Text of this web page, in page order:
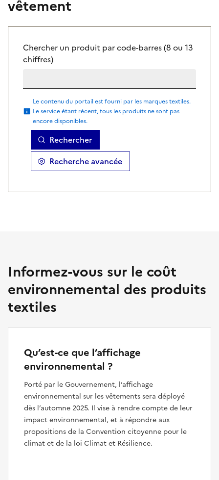
vêtement
Chercher un produit par code-barres (8 ou 13
chiffres)
Le contenu du portail est fourni par les marques textiles.
Le service étant récent, tous les produits ne sont pas
encore disponibles.
Rechercher
Recherche avancée
Informez-vous sur le coût
environnemental des produits
textiles
Qu’est-ce que l’affichage
environnemental ?
Porté par le Gouvernement, l’affichage
environnemental sur les vêtements sera déployé
dès l’automne 2025. Il vise à rendre compte de leur
impact environnemental, et à répondre aux
propositions de la Convention citoyenne pour le
climat et de la loi Climat et Résilience.